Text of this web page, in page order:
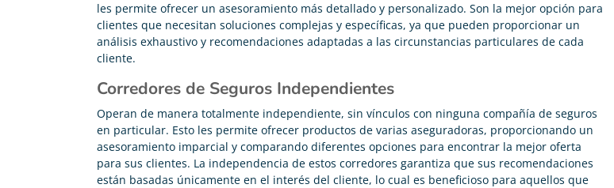
les permite ofrecer un asesoramiento más detallado y personalizado. Son la mejor opción para
clientes que necesitan soluciones complejas y específicas, ya que pueden proporcionar un
análisis exhaustivo y recomendaciones adaptadas a las circunstancias particulares de cada
cliente.
Corredores de Seguros Independientes
Operan de manera totalmente independiente, sin vínculos con ninguna compañía de seguros
en particular. Esto les permite ofrecer productos de varias aseguradoras, proporcionando un
asesoramiento imparcial y comparando diferentes opciones para encontrar la mejor oferta
para sus clientes. La independencia de estos corredores garantiza que sus recomendaciones
están basadas únicamente en el interés del cliente, lo cual es beneficioso para aquellos que
Carolina Garcés
Me he pasado de mi antigua compañía y ahora pago
200€ menos en mi seguro de vida
He podido rebajar el precio de mi seguro de vida un
70%, realmente cumple con lo que dicen